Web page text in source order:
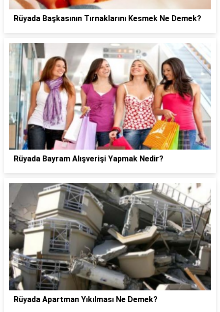
Rüyada Başkasının Tırnaklarını Kesmek Ne Demek?
Rüyada Bayram Alışverişi Yapmak Nedir?
Rüyada Apartman Yıkılması Ne Demek?